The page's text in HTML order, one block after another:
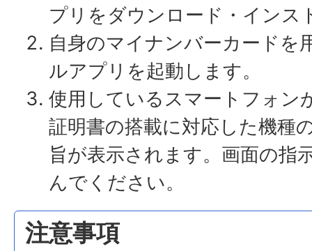
プリをダウンロード・インス
自身のマイナンバーカードを
ルアプリを起動します。
使用しているスマートフォン
証明書の搭載に対応した機種
旨が表示されます。画面の指
んでください。
注意事項